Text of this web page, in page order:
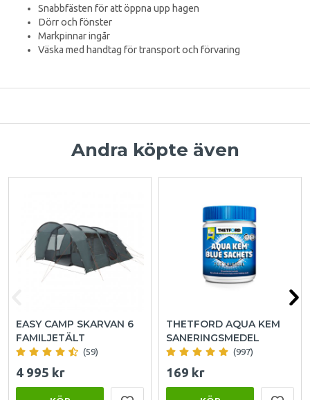
Snabbfästen för att öppna upp hagen
Dörr och fönster
Markpinnar ingår
Väska med handtag för transport och förvaring
Andra köpte även
EASY CAMP SKARVAN 6
FAMILJETÄLT
(59)
4 995 kr
THETFORD AQUA KEM
SANERINGSMEDEL
(997)
169 kr